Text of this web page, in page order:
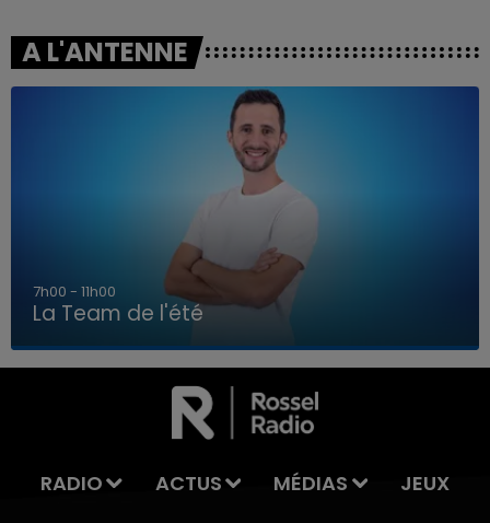
LA TEAM DE L'ÉTÉ
A L'ANTENNE
7h00 - 11h00
La Team de l'été
RADIO ACTUS MÉDIAS
JEUX